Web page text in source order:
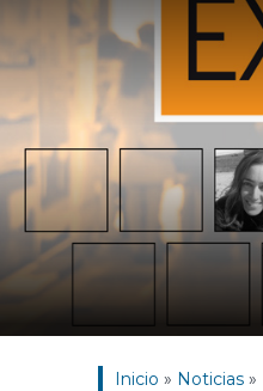
Inicio » Noticias »